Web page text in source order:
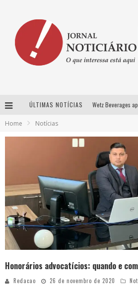
ÚLTIMAS NOTÍCIAS
Home Notícias
Honorários advocatícios: quando e
Redacao 26 de novembro de 2020